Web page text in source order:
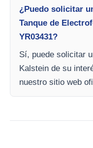
¿Puedo solicitar
Tanque de
YR03431?
Sí, puede solicitar
Kalstein de su
nuestro sitio web